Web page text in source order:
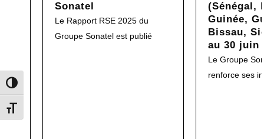
Toggle High Contrast
Toggle Font size
Sonatel
Le Rapport RSE 2025 du
Groupe Sonatel est publié
(Sénégal,
Guinée,
Bissau,
au 30 juin
Le Groupe
renforce ses